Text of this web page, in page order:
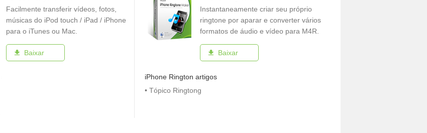
Facilmente transferir vídeos, fotos,
músicas do iPod touch / iPad / iPhone
para o iTunes ou Mac.
Baixar
Instantaneamente criar seu próprio
ringtone por aparar e converter vários
formatos de áudio e vídeo para M4R.
Baixar
iPhone Rington artigos
• Tópico Ringtong